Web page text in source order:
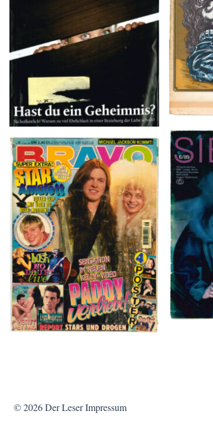
BRAVO – Nr. 8, 13. Febr. 1997
© 2026Der Leser Impressum